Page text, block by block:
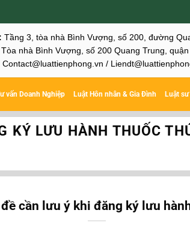
Tầng 3, tòa nhà Bình Vượng, số 200, đường
Tòa nhà Bình Vượng, số 200 Quang Trung,
Contact@luattienphong.vn /
vấn Doanh Nghiệp Luật Hôn nhân & Gia Đình Luật
KÝ LƯU HÀNH THUỐC
cần lưu ý khi đăng ký lưu